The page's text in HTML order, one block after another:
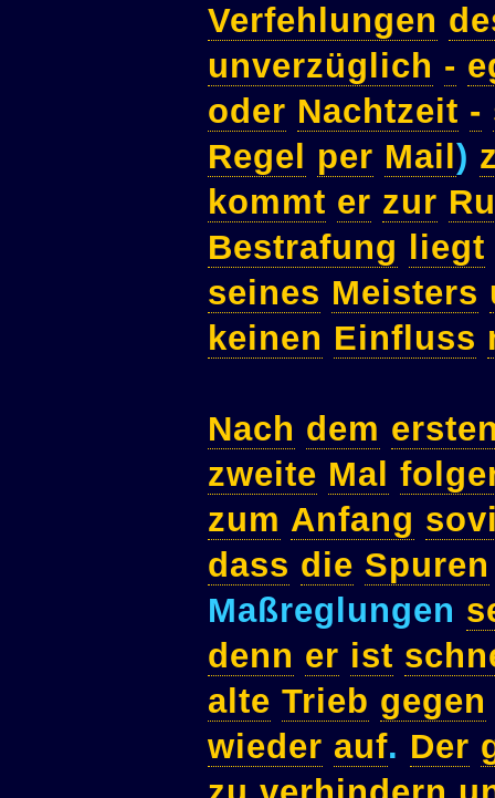
Verfehlungen
unverzüglich -
oder Nachtzeit -
Regel
per Mail )
kommt er zur
Bestrafung
liegt
seines Meisters
keinen Einfluss
Nach dem
zweite Mal
zum Anfang
dass die Spuren
Maßreglungen
denn er ist
alte Trieb gegen
wieder auf. Der